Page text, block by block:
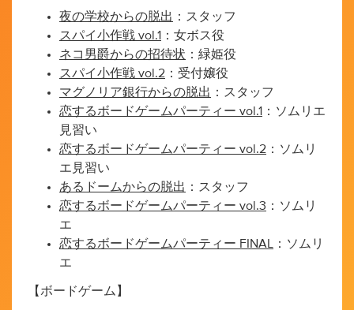
夜の学校からの脱出 ：スタッフ
スパイ小作戦 vol.1 ：女ボス役
ネコ男爵からの招待状 ：緑姫役
スパイ小作戦 vol.2 ：受付嬢役
マグノリア銀行からの脱出 ：スタッフ
恋するボードゲームパーティー vol.1 ：ソムリエ
見習い
恋するボードゲームパーティー vol.2 ：ソムリ
エ見習い
あるドームからの脱出 ：スタッフ
恋するボードゲームパーティー vol.3 ：ソムリ
エ
恋するボードゲームパーティー FINAL
：ソムリ
エ
【ボードゲーム】